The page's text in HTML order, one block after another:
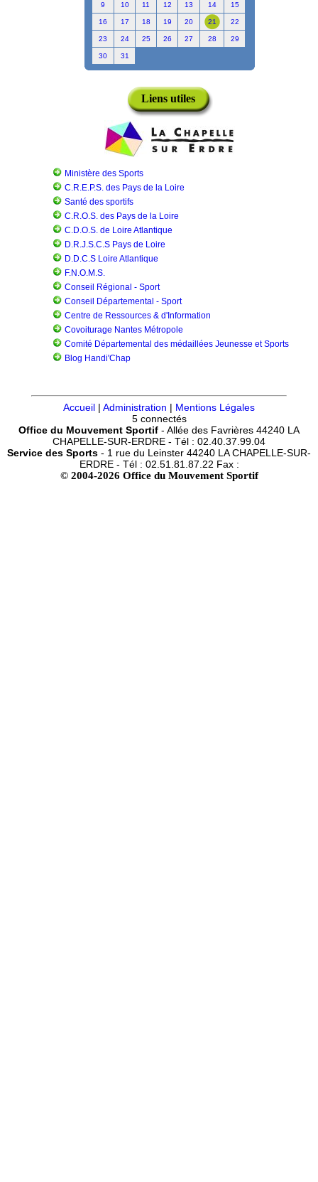
9 10 11 12 13 14 15
16 17 18 19 20 21 22
23 24 25 26 27 28 29
30 31
Liens utiles
Ministère des Sports
C.R.E.P.S. des Pays de la Loire
Santé des sportifs
C.R.O.S. des Pays de la Loire
C.D.O.S. de Loire Atlantique
D.R.J.S.C.S Pays de Loire
D.D.C.S Loire Atlantique
F.N.O.M.S.
Conseil Régional - Sport
Conseil Départemental - Sport
Centre de Ressources & d'Information
Covoiturage Nantes Métropole
Comité Départemental des médaillées Jeunesse et Sports
Blog Handi'Chap
Accueil | Administration | Mentions Légales
5 connectés
Office du Mouvement Sportif - Allée des Favrières 44240 LA
CHAPELLE-SUR-ERDRE - Tél : 02.40.37.99.04
Service des Sports - 1 rue du Leinster 44240 LA CHAPELLE-SUR-
ERDRE - Tél : 02.51.81.87.22 Fax :
© 2004-2026 Office du Mouvement Sportif